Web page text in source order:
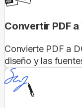
Convertir PDF
Convierte PDF a
diseño y las